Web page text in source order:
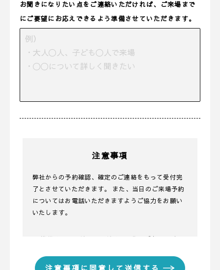
お聞きになりたい点をご連絡いただければ、ご来場まで
にご要望にお応えできるよう準備させていただきます。
注意事項
弊社からの予約確認、確定のご連絡をもって受付完
了とさせていただきます。 また、当日のご来場予約
についてはお電話いただきますようご協力をお願い
いたします。
携帯メールのドメイン指定受信や、指定拒否をして